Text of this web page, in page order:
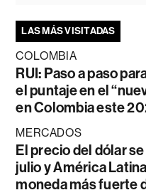
LAS MÁS VISITADAS
COLOMBIA
RUI: Paso a paso
el puntaje en el
en Colombia este
MERCADOS
El precio del dólar
julio y América
moneda más fuerte